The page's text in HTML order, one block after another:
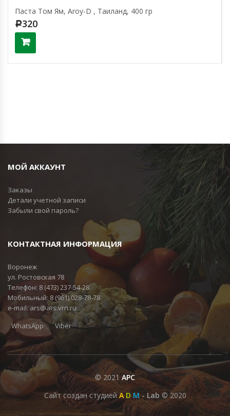
Паста Том Ям, Aroy-D , Таиланд, 400 гр
Р320
МОЙ АККАУНТ
Заказы
Детали учетной записи
Забыли свой пароль?
КОНТАКТНАЯ ИНФОРМАЦИЯ
Воронеж
ул. Ростовская 78
Телефон: 8 (473) 237-54-28
Мобильный: 8 (961) 028-78-78
e-mail: ars@ars.vrn.ru
WhatsApp
Viber
© 2021АРС
Сайт создан студиейA D M - Lab © 2020